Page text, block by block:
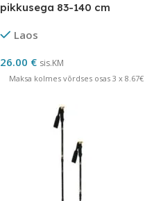
pikkusega 83-140 cm
Laos
26.00 € sis.KM
Maksa kolmes võrdses osas 3 x 8.67€